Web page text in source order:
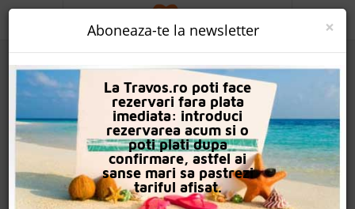
Sarlot Studios
PROMO
CAUTA REZERVARE
OFERTA PERSONALIZATA
DESPRE NOI
LOGIN
×
Aboneaza-te la newsletter
La Travos.ro poti face
rezervari fara plata
imediata: introduci
rezervarea acum si o
poti plati dupa
confirmare, astfel ai
sanse mari sa pastrezi
tariful afisat.